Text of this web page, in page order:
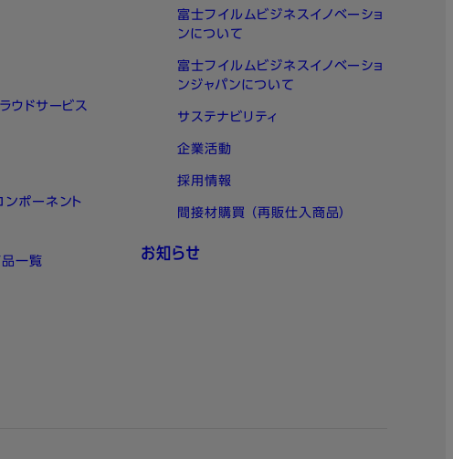
ラウドサービス
ンポーネント
一覧
富士フイルムビジネスイノベーショ
ンについて
富士フイルムビジネスイノベーショ
ンジャパンについて
サステナビリティ
企業活動
採用情報
間接材購買 （再販仕入商品）
お知らせ